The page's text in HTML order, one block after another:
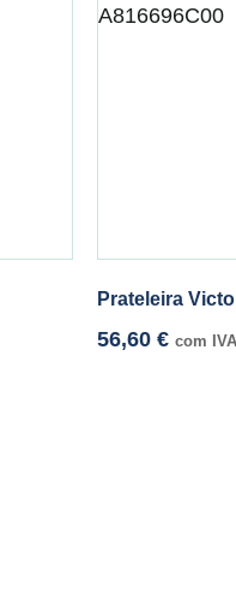
Prateleira
56,60 € com IVA